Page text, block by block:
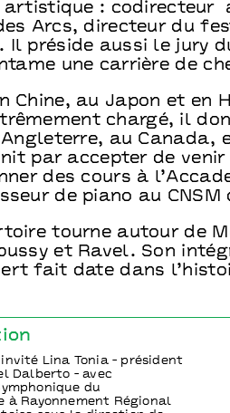
artistique : codirecteur
Arcs, directeur du
Il préside aussi le jury
une carrière de
Chine, au Japon et en
chargé, il
au Canada,
par accepter de
des cours à
de piano au CNSM
tourne autour de
et Ravel. Son
fait date dans
Lina Tonia - président
Dalberto - avec
du
à Rayonnement Régional